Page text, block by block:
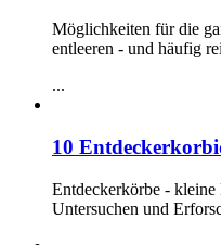
Möglichkeiten für die
entleeren - und häufig
...
10
Entdeckerkörbe -
Untersuchen und